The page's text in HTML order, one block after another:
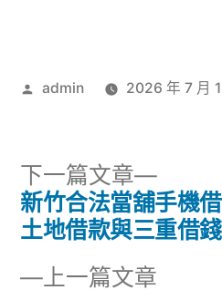
作
admin 2026 年 7 月 1
文
上一篇文章
下一篇文章
下
一
篇
新竹合法當舖手機
土地借款與三重借錢